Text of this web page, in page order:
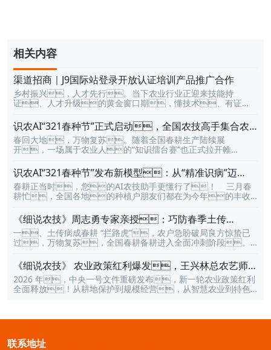
相关内容
渠道招商｜J9国际站登录开放认证培训产品推广合作
乡村振兴，人才先行。当下农业行业正迎来技能持
证、人才升级的黄金窗口期，懂技术、有证
国家政策持续加码，市场需求井喷式爆发。作为深耕农
业职业教育多年的头部平台，J9国际站登录携权威认证课
程、全链路扶持政策、高收益合作模式，面向全国
开放渠道分销合作，诚邀有资源、有情怀、有野
人才，缺口究竟有多大？2000万农业人亟待“持证上岗”当
前，农业从业人员老龄化严重，“80后”不愿种地，“9
0后”不会种地，“00后”不提种地成为常态。然而，现
代农业的发展急需懂技术、善经营、有证书
能力或经
识农AI“321春种节”正式启动，全国农技高手集合农
技大擂台，万元豪礼相送
春回大地，万物复苏。随着全国春耕生产陆续展
开，一场属于农业人的“知识擂台赛”也正式拉开帷
品，识农AI 发起的 “321春种节全国农技大擂台” 活动正
式上线。通过在线农技知识挑战的形式，邀请全国
农业从业者、农技人员以及农业爱好者共同参与，在答
题竞技中交流农技知识、比拼农业实力，并且每日可赢
0日正式启动，持续至3月23日。活动共设置 9大农业知
识领域、10000+道农技题库，覆盖农业生产中的多
个关键板块，包括 农业政策、智慧农业、病虫害防
治、土壤与肥料、经济作物、大田作物、农业
识农AI“321春种节”发布新模型：从“精准识病”迈
向“开方治病”
春耕正当时，您的AI农技助手更懂行了！ 三月春
耕忙，全国各地的种植户朋友们都在为今年的丰收
牌活动火热进行中，识农AI也迎来了一次重要升级——不仅
能帮您"看病"，更能直接"开药方"！这次升级，对您
意味着什么？—过去：拍张照，告诉您这是什么病虫
害。现在：拍张照，不仅知道是什么病，还能
是本次识农AI模型升级的核心——从"精准识病"迈向"开方治
病"，让AI真正成为您田间的"农技专家"。五大升级
亮点，助您春耕无忧—1、认得更准：识别准确率突
破96%常见病虫害识别准确率达96%以上误诊漏诊率降低40%光
《细说农技》周志勇专家亲授：巧防春季土传
病，减产风险降 90%，3月12日晚8点！
一、土传病成春耕 “拦路虎”，农户急盼破局良方惊蛰已
过，万物复苏，全国春耕备耕进入全面冲刺阶段。
关键期，然而春季温湿环境适宜，土传病害也迎来爆发
高峰。根腐病、青枯病、立枯病等病害隐蔽性
强、传播速度快，往往在植株显现萎蔫、烂根症状
时，根系已遭严重破坏，轻则导致减产 30%-50%，
「J9国际站登录」平台，借势「321 春种节」契机，重磅
课。特邀深耕一线十余年的作物管理专家周志勇主
《细说农技》 农业政策红利爆发，王兴林总农艺师带
你精准拿补贴、掘金新风口、3月5日晚8
点！
2026 年，中央一号文件重磅发布，新一轮农业政策红利
全面释放！从耕地保护到规模经营，从智慧农业到特色
业从业者仍感到迷茫：哪些补贴项目真正适合自己？如何避
新的赚钱赛道？别再观望！3 月 5 日晚 8 点，J9国
际站登录《细说农技》栏目特邀丰农控股集团总农艺师王兴
联系地址